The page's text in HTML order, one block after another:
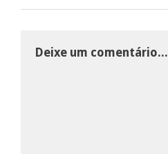
Deixe um comentário...